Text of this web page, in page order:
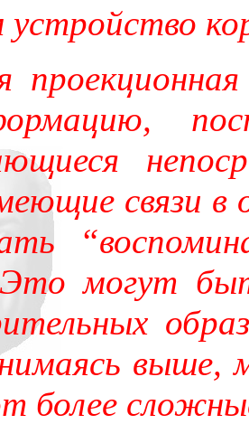
связи в
могут
выше,
более